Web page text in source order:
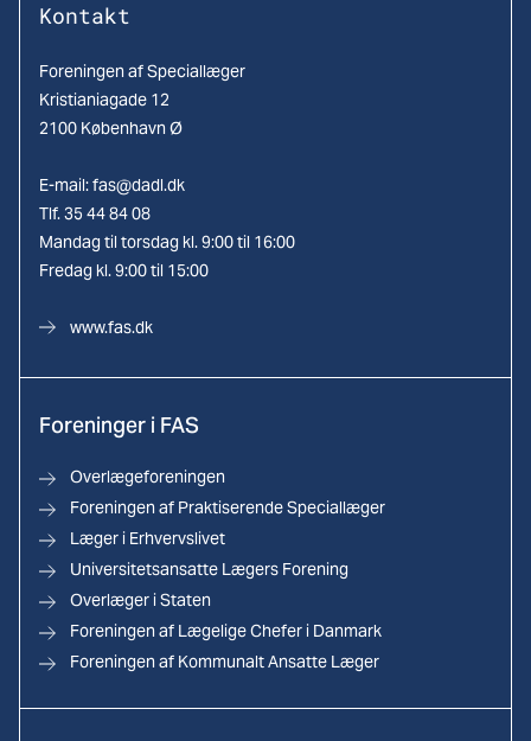
Kontakt
Foreningen af Speciallæger
Kristianiagade 12
2100 København Ø
E-mail:fas@dadl.dk
Tlf. 35 44 84 08
Mandag til torsdag kl. 9:00 til 16:00
Fredag kl. 9:00 til 15:00
www.fas.dk
Foreninger i FAS
Overlægeforeningen
Foreningen af Praktiserende Speciallæger
Læger i Erhvervslivet
Universitetsansatte Lægers Forening
Overlæger i Staten
Foreningen af Lægelige Chefer i Danmark
Foreningen af Kommunalt Ansatte Læger